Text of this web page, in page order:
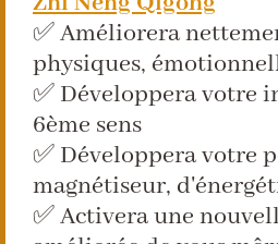
✅ Améliorera
physiques,
✅ Développera votre
6ème sens
✅ Développera votre
magnétiseur,
✅ Activera une